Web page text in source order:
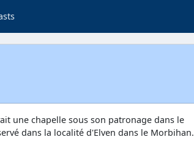
une chapelle sous son patronage dans le
dans la localité d'Elven dans le Morbihan.